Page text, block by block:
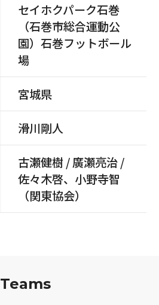
セイホクパーク石巻
（石巻市総合運動公
園）石巻フットボール
場
宮城県
滑川剛人
古瀬健樹 / 廣瀬亮治 /
佐々木啓、小野寺智
（関東協会）
Teams